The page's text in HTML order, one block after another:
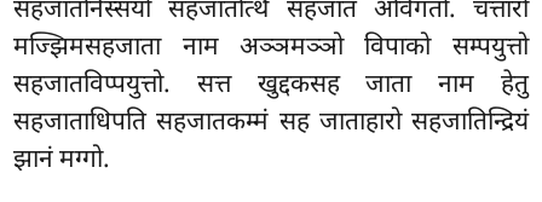
सहजातनिस्सयो सहजातत्थि सहजात अविगतो. चत्तारो
मज्झिमसहजाता नाम अञ्ञमञ्ञो विपाको सम्पयुत्तो
सहजातविप्पयुत्तो. सत्त खुद्दकसह जाता नाम हेतु
सहजाताधिपति सहजातकम्मं सह जाताहारो सहजातिन्द्रियं
झानं मग्गो.